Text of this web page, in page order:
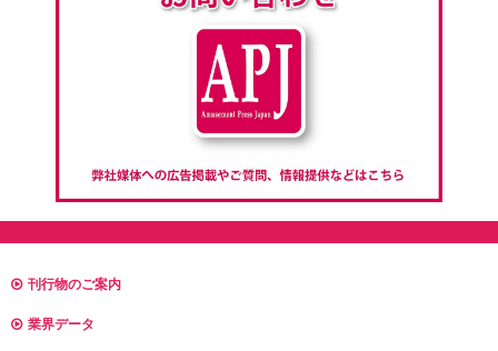
刊行物のご案内
業界データ